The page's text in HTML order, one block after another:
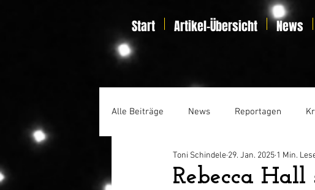
Start Artikel-Übersicht News
Alle Beiträge News Reportagen
Home Entertainment
Rebecca Hall
Toni Schindele 29. Jan. 2025 1 Min.